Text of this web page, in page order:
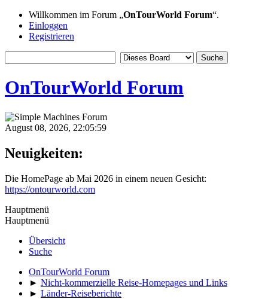
Willkommen im Forum „OnTourWorld Forum“.
Einloggen
Registrieren
OnTourWorld Forum
August 08, 2026, 22:05:59
Neuigkeiten:
Die HomePage ab Mai 2026 in einem neuen Gesicht:
https://ontourworld.com
Hauptmenü
Hauptmenü
Übersicht
Suche
OnTourWorld Forum
► Nicht-kommerzielle Reise-Homepages und Links
► Länder-Reiseberichte